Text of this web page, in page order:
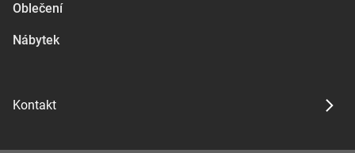
Oblečení
Nábytek
Kontakt